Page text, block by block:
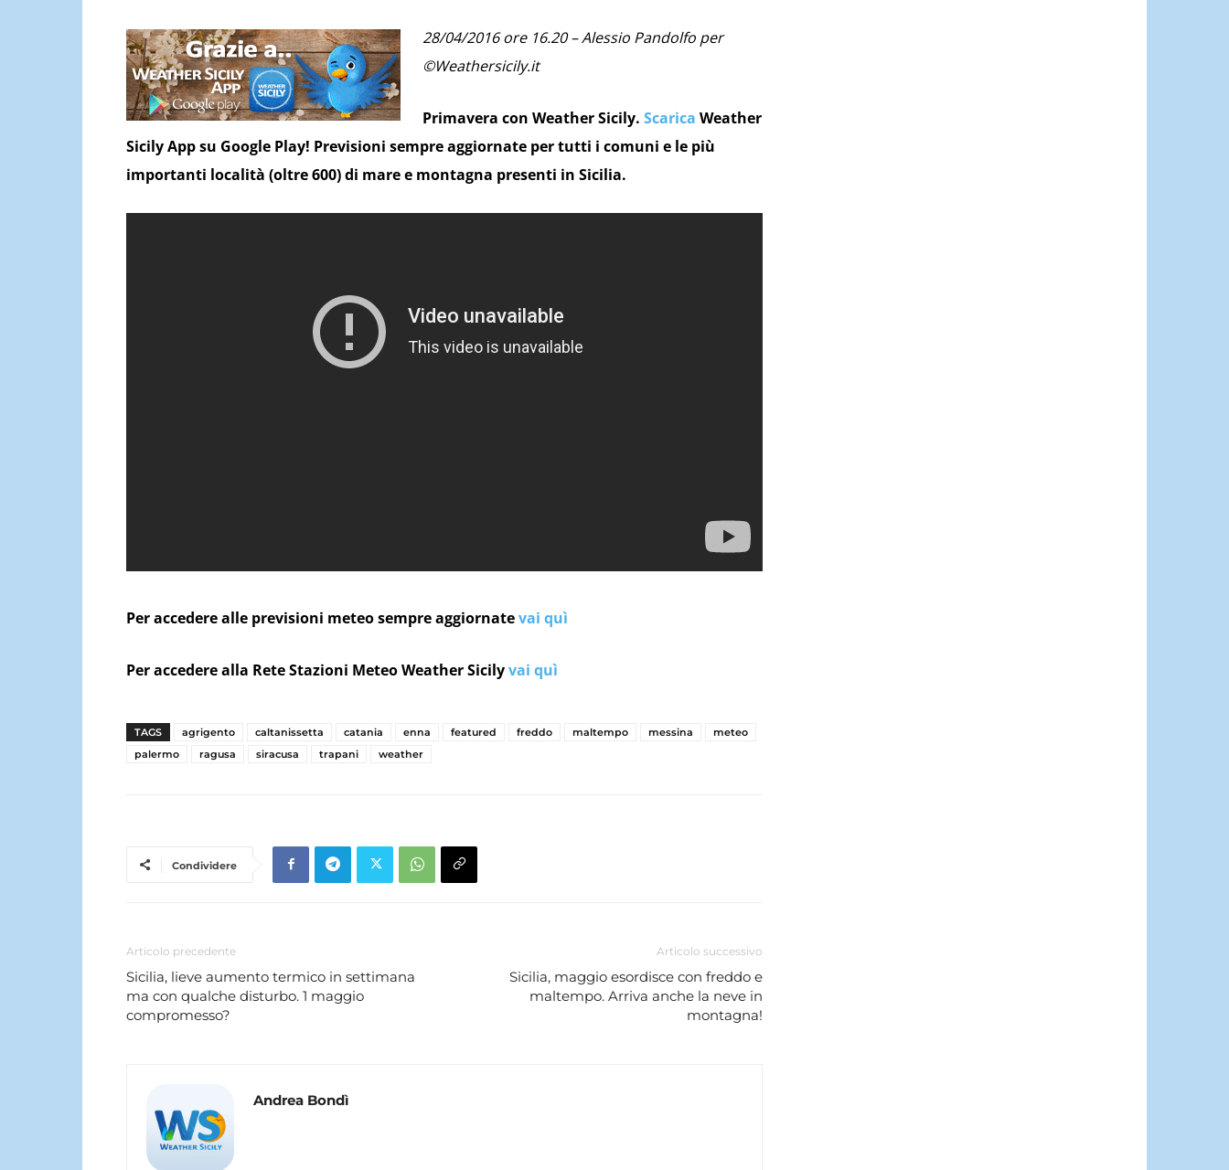
28/04/2016 ore 16.20 – Alessio Pandolfo per
©Weathersicily.it
Primavera con Weather Sicily. Scarica Weather
Sicily App su Google Play! Previsioni sempre aggiornate per tutti i comuni e le più
importanti località (oltre 600) di mare e montagna presenti in Sicilia.
Per accedere alle previsioni meteo sempre aggiornatevai quì
Per accedere alla Rete Stazioni Meteo Weather Sicilyvai quì
TAGS agrigento caltanissetta catania enna featured freddo maltempo messina
meteo
palermo
ragusa siracusa trapani weather
Condividere
Articolo precedente
Sicilia, lieve aumento termico in settimana
ma con qualche disturbo. 1 maggio
compromesso?
Articolo successivo
Sicilia, maggio esordisce con freddo e
maltempo. Arriva anche la neve in
montagna!
Andrea Bondì